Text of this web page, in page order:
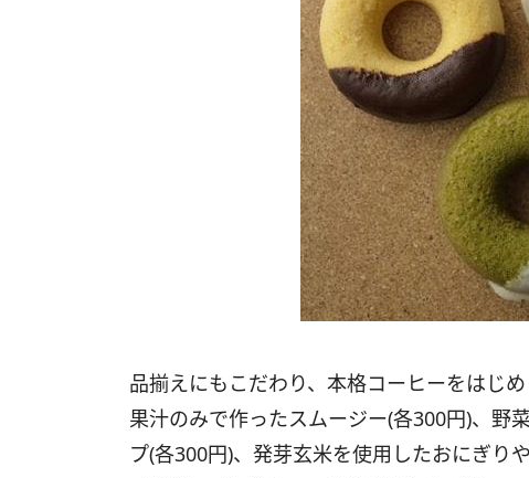
品揃えにもこだわり、本格コーヒーをはじ
果汁のみで作ったスムージー(各300円)、野
プ(各300円)、発芽玄米を使用したおにぎり